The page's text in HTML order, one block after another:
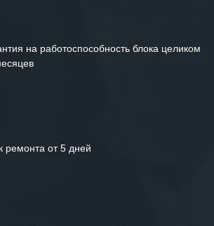
на работоспособность блока целиком
ремонта от 5 дней